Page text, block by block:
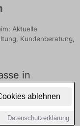
ablehnen
Datenschutzerklärung
Aktuelle
Kundenberatung,
in
und
in Bensheim